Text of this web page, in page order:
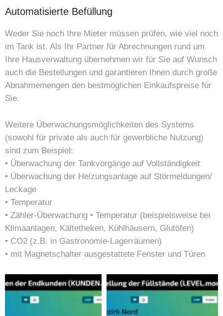
Automatisierte Befüllung
Weder Sie noch Ihre Mieter müssen prüfen, wie viel noch
im Tank ist. Als Ihr Partner für Abrechnungen rund um
Ihre Hausverwaltung übernehmen wir für Sie auf Wunsch
auch die Bestellungen und garantieren Ihnen durch große
Abnahmemengen den bestmöglichen Einkaufspreise für
Sie.
Weitere Überwachungsmöglichkeiten des Systems
(sowohl für private als auch für gewerbliche Nutzung)
sind zum Beispiel:
• Überwachung der Tankvorgänge auf Vollständigkeit
• Überwachung der Heizungsanlage auf Störmeldungen/
Leckage
• Temperatur
• Zähler-Überwachung • Temperatur (beispielsweise bei
Klimaanlagen, Kältetheken, Kühlhäusern, Glutöfen)
• CO2 (z.B. in Gastronomie-Lagerräumen)
• mit Magnetschalter ausgestattete Fenster und Türen